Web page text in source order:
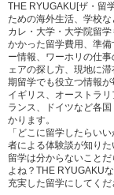
THE RYUGAKU[ザ・留
ための海外生活、学校
カレ・大学・大学院留
かかった留学費用、準
ー情報、ワーホリの仕
ェアの探し方、現地に
期留学でも役立つ情報が
イギリス、オーストラ
ランス、ドイツなど各
かります。
「どこに留学したらい
者による体験談が知り
留学は分からないこと
よね？THE RYUGAKU
充実した留学にしてくだ